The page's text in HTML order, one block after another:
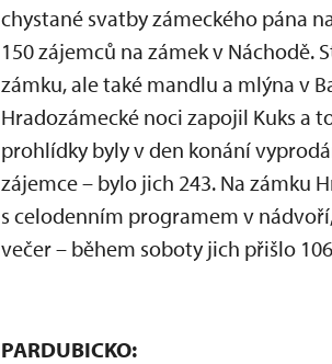
chystané svatby zámeckého pána
150 zájemců na zámek v
zámku, ale také mandlu a mlýna v
Hradozámecké noci zapojil Kuks a
prohlídky byly v den konání
zájemce – bylo jich 243. Na zámku
s celodenním programem v
večer – během soboty jich přišlo
PARDUBICKO: